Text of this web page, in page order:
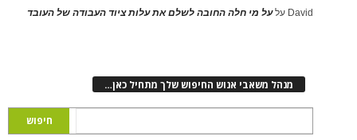
David עלעל מי חלה החובה לשלם את עלות ציוד העבודה של העובד
מנהל משאבי אנוש החיפוש שלך מתחיל כאן…